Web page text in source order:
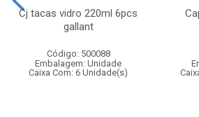
Cj tacas vidro 220ml 6pcs
gallant
Código: 500088
Embalagem: Unidade
Caixa Com: 6 Unidade(s)